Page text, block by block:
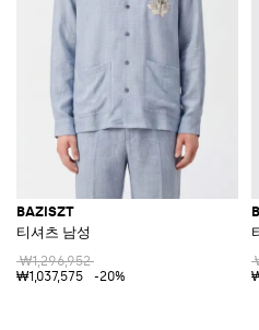
BAZISZT
티셔츠 남성
₩1,296,952
₩1,037,575
-20%